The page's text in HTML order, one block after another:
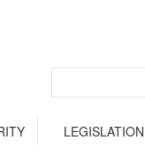
LEGISLATION